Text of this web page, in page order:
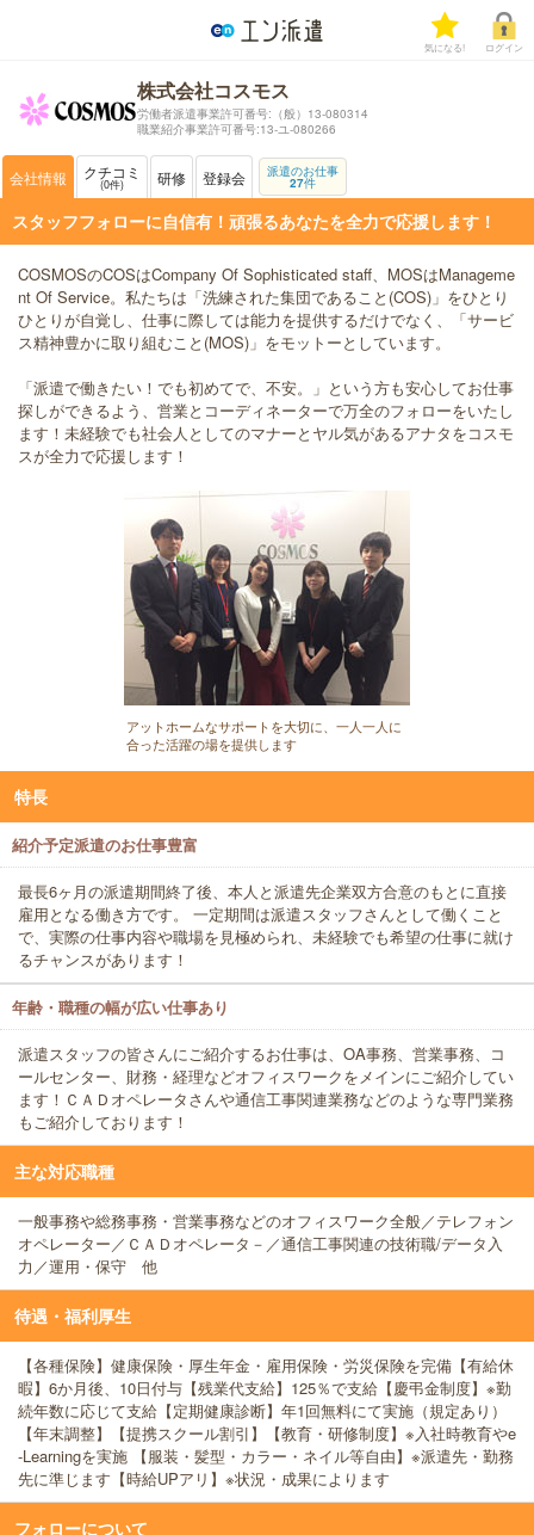
気になる! ログイン
株式会社コスモス
労働者派遣事業許可番号:（般）13-080314
職業紹介事業許可番号:13-ユ-080266
会社情報 クチコミ
0件 研修 登録会 派遣のお仕事
27件
スタッフフォローに自信有！頑張るあなたを全力で応援します！
COSMOSのCOSはCompany Of Sophisticated staff、MOSはManageme
nt Of Service。私たちは「洗練された集団であること(COS)」をひとり
ひとりが自覚し、仕事に際しては能力を提供するだけでなく、「サービ
ス精神豊かに取り組むこと(MOS)」をモットーとしています。
「派遣で働きたい！でも初めてで、不安。」という方も安心してお仕事
探しができるよう、営業とコーディネーターで万全のフォローをいたし
ます！未経験でも社会人としてのマナーとヤル気があるアナタをコスモ
スが全力で応援します！
アットホームなサポートを大切に、一人一人に
合った活躍の場を提供します
特長
紹介予定派遣のお仕事豊富
最長6ヶ月の派遣期間終了後、本人と派遣先企業双方合意のもとに直接
雇用となる働き方です。 一定期間は派遣スタッフさんとして働くこと
で、実際の仕事内容や職場を見極められ、未経験でも希望の仕事に就け
るチャンスがあります！
年齢・職種の幅が広い仕事あり
派遣スタッフの皆さんにご紹介するお仕事は、OA事務、営業事務、コ
ールセンター、財務・経理などオフィスワークをメインにご紹介してい
ます！ＣＡＤオペレータさんや通信工事関連業務などのような専門業務
もご紹介しております！
主な対応職種
一般事務や総務事務・営業事務などのオフィスワーク全般／テレフォン
オペレーター／ＣＡＤオペレータ－／通信工事関連の技術職/データ入
力／運用・保守 他
待遇・福利厚生
【各種保険】健康保険・厚生年金・雇用保険・労災保険を完備【有給休
暇】6か月後、10日付与【残業代支給】125％で支給【慶弔金制度】※勤
続年数に応じて支給【定期健康診断】年1回無料にて実施（規定あり）
【年末調整】【提携スクール割引】【教育・研修制度】※入社時教育やe
-Learningを実施 【服装・髪型・カラー・ネイル等自由】※派遣先・勤務
先に準じます【時給UPアリ】※状況・成果によります
フォローについて